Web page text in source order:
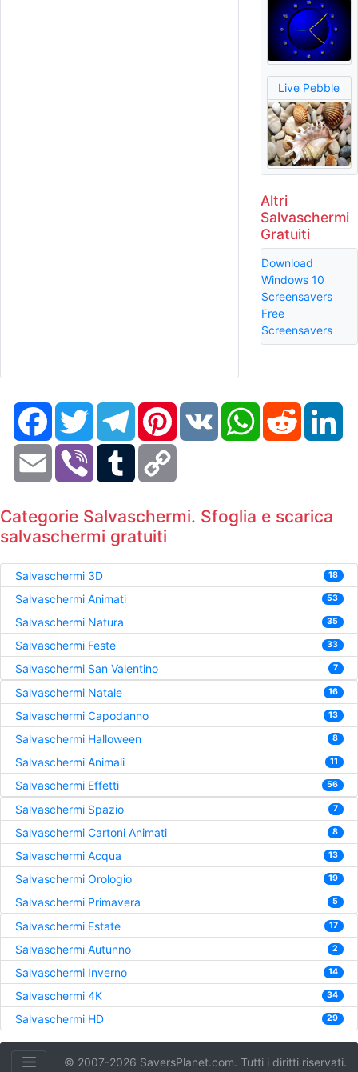
Live Pebble
Altri
Salvaschermi
Gratuiti
Download
Windows 10
Screensavers
Free
Screensavers
FacebookTwitter TelegramPinterestVK WhatsAppReddit
Email Viber Tumblr
Categorie Salvaschermi. Sfoglia e scarica
salvaschermi gratuiti
Salvaschermi 3D 18
Salvaschermi Animati 53
Salvaschermi Natura 35
Salvaschermi Feste 33
Salvaschermi San Valentino 7
Salvaschermi Natale 16
Salvaschermi Capodanno 13
Salvaschermi Halloween 8
Salvaschermi Animali 11
Salvaschermi Effetti 56
Salvaschermi Spazio 7
Salvaschermi Cartoni Animati 8
Salvaschermi Acqua 13
Salvaschermi Orologio 19
Salvaschermi Primavera 5
Salvaschermi Estate 17
Salvaschermi Autunno 2
Salvaschermi Inverno 14
Salvaschermi 4K 34
Salvaschermi HD 29
© 2007-2026 SaversPlanet.com. Tutti i diritti riservati.